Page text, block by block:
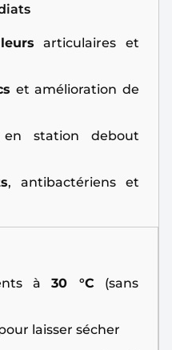
articulaires et
et amélioration de
station debout
, antibactériens et
à30 °C (sans
laisser sécher